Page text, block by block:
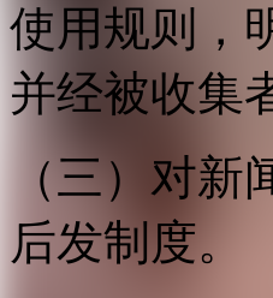
使用规则，
并经被收集
（三）对
后发制度。